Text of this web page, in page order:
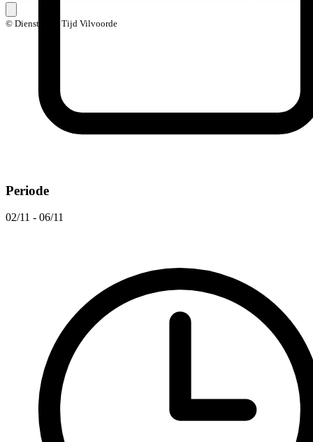
© Dienst Vrije Tijd Vilvoorde
Periode
02/11 - 06/11